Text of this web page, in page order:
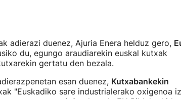
adierazi duenez, Ajuria Enera helduz gero,
du, egungo araudiarekin euskal kutxak
gertatu den bezala.
esan duenez, Kutxabankekin
"Euskadiko sare industrialerako oxigenoa